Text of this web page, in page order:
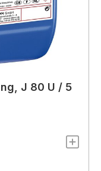
J 80 U / 5